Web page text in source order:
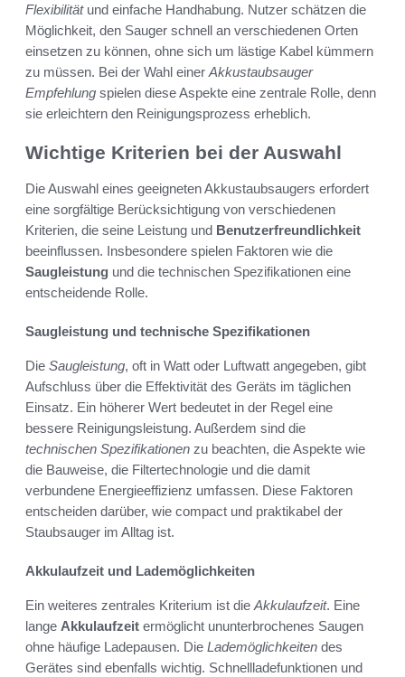
Flexibilitätund einfache Handhabung. Nutzer schätzen die
Möglichkeit, den Sauger schnell an verschiedenen Orten
einsetzen zu können, ohne sich um lästige Kabel kümmern
zu müssen. Bei der Wahl einer Akkustaubsauger
Empfehlung spielen diese Aspekte eine zentrale Rolle, denn
sie erleichtern den Reinigungsprozess erheblich.
Wichtige Kriterien bei der Auswahl
Die Auswahl eines geeigneten Akkustaubsaugers erfordert
eine sorgfältige Berücksichtigung von verschiedenen
Kriterien, die seine Leistung und Benutzerfreundlichkeit
beeinflussen. Insbesondere spielen Faktoren wie die
Saugleistung und die technischen Spezifikationen eine
entscheidende Rolle.
Saugleistung und technische Spezifikationen
Die Saugleistung, oft in Watt oder Luftwatt angegeben, gibt
Aufschluss über die Effektivität des Geräts im täglichen
Einsatz. Ein höherer Wert bedeutet in der Regel eine
bessere Reinigungsleistung. Außerdem sind die
technischen Spezifikationen zu beachten, die Aspekte wie
die Bauweise, die Filtertechnologie und die damit
verbundene Energieeffizienz umfassen. Diese Faktoren
entscheiden darüber, wie compact und praktikabel der
Staubsauger im Alltag ist.
Akkulaufzeit und Lademöglichkeiten
Ein weiteres zentrales Kriterium ist die Akkulaufzeit. Eine
lange Akkulaufzeit ermöglicht ununterbrochenes Saugen
ohne häufige Ladepausen. Die Lademöglichkeiten des
Gerätes sind ebenfalls wichtig. Schnellladefunktionen und